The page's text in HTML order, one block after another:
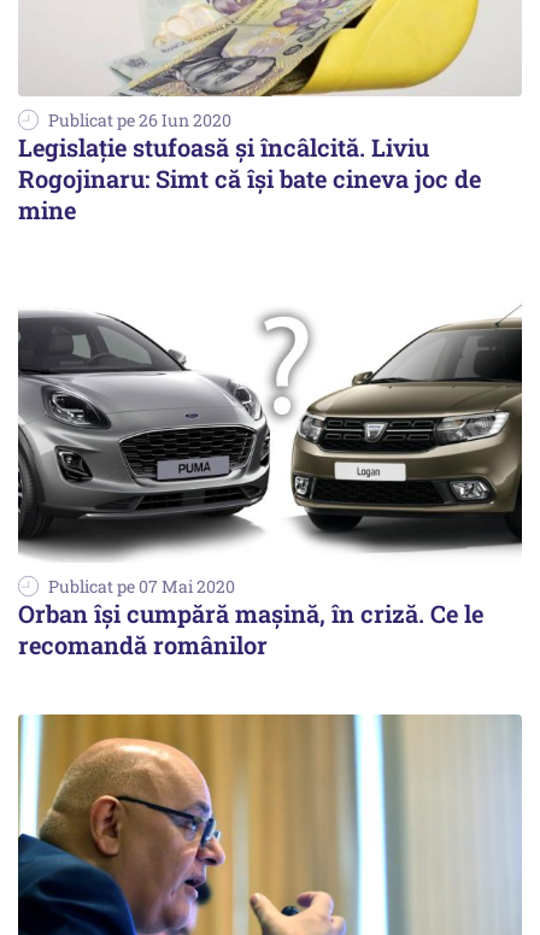
Publicat pe 26 Iun 2020
Legislaţie stufoasă şi încâlcită. Liviu
Rogojinaru: Simt că îşi bate cineva joc de
mine
Publicat pe 07 Mai 2020
Orban își cumpără mașină, în criză. Ce le
recomandă românilor